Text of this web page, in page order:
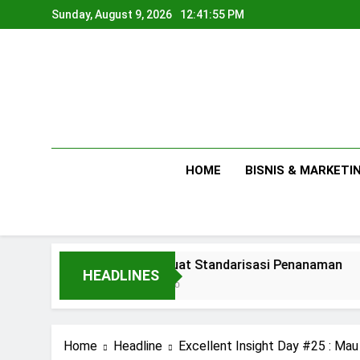
to
Sunday, August 9, 2026 12:41:56 PM
HOME BISNIS &
HEADLINES
Membuat Standarisasi Penanaman
Home Headline Excellent Insight Day #25 :